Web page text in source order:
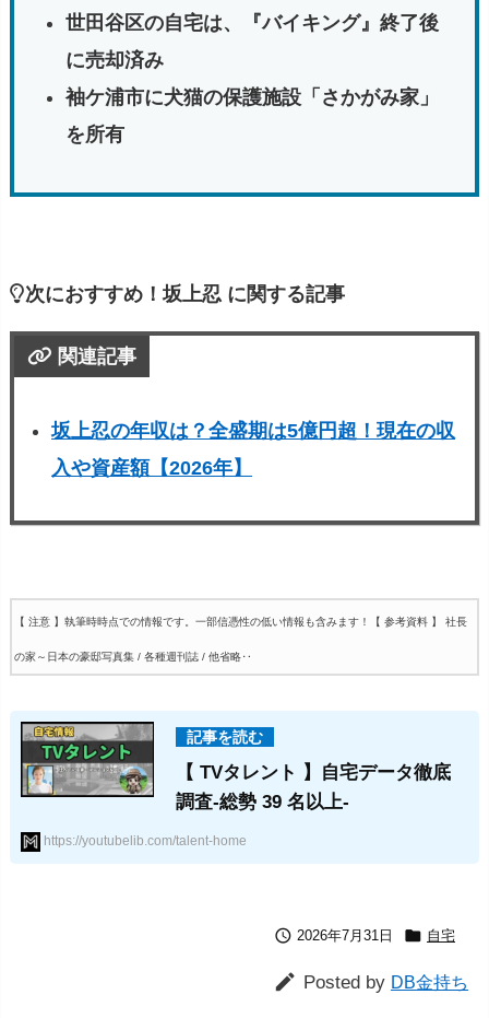
世田谷区の自宅は、『バイキング』終了後
に売却済み
袖ケ浦市に犬猫の保護施設「さかがみ家」
を所有
次におすすめ！坂上忍 に関する記事
関連記事
坂上忍の年収は？全盛期は5億円超！現在の収
入や資産額【2026年】
【 注意 】執筆時時点での情報です。一部信憑性の低い情報も含みます！ 【 参考資料 】 社長
の家～日本の豪邸写真集 / 各種週刊誌 / 他省略‥
【 TVタレント 】自宅データ徹底
調査-総勢 39 名以上-
https://youtubelib.com/talent-home
 2026年7月31日  自宅
 Posted by DB金持ち